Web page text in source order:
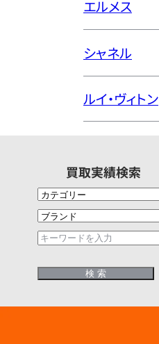
エルメス
シャネル
ルイ・ヴィトン
買取実績検索